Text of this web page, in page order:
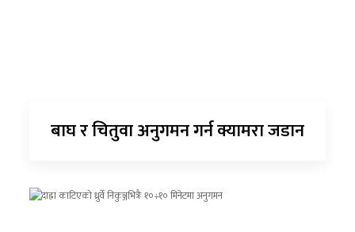
बाघ र चितुवा अनुगमन गर्न क्यामरा जडान